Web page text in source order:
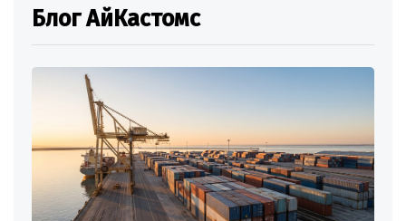
Блог АйКастомс